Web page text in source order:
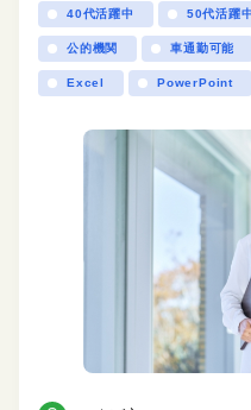
40代活躍中 50代活躍中
公的機関 車通勤可能
Excel PowerPoint